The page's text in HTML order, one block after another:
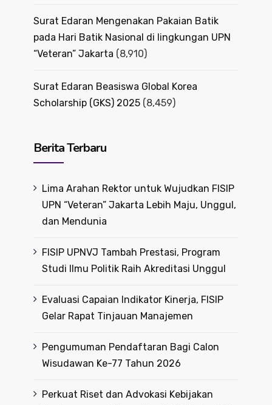
Surat Edaran Mengenakan Pakaian Batik
pada Hari Batik Nasional di lingkungan UPN
“Veteran” Jakarta (8,910)
Surat Edaran Beasiswa Global Korea
Scholarship (GKS) 2025 (8,459)
Berita Terbaru
Lima Arahan Rektor untuk Wujudkan FISIP
UPN “Veteran” Jakarta Lebih Maju, Unggul,
dan Mendunia
FISIP UPNVJ Tambah Prestasi, Program
Studi Ilmu Politik Raih Akreditasi Unggul
Evaluasi Capaian Indikator Kinerja, FISIP
Gelar Rapat Tinjauan Manajemen
Pengumuman Pendaftaran Bagi Calon
Wisudawan Ke-77 Tahun 2026
Perkuat Riset dan Advokasi Kebijakan